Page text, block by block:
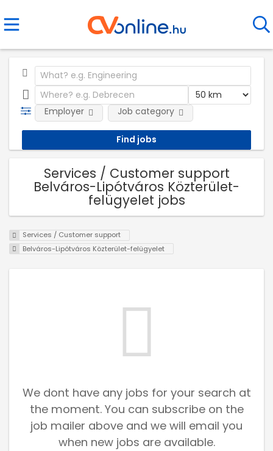
Employer Job category
Services / Customer support
Belváros-Lipótváros Közterület-
felügyelet jobs
Services / Customer support
Belváros-Lipótváros Közterület-felügyelet
We dont have any jobs for your search at
the moment. You can subscribe on the
job mailer above and we will email you
when new jobs are available.